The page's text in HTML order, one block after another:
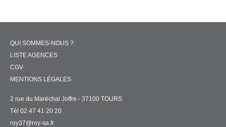
QUI SOMMES-NOUS ?
LISTE AGENCES
CGV
MENTIONS LÉGALES
2 rue du Maréchal Joffre - 37100 TOURS
Tél 02 47 41 20 20
roy37@roy-sa.fr